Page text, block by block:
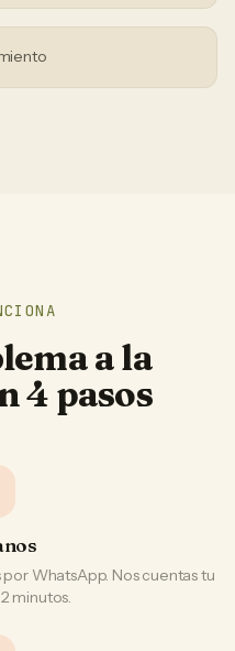
a la
4 pasos
WhatsApp. Nos cuentas tu
minutos.